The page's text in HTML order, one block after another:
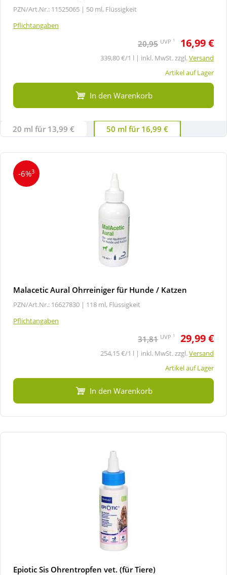
PZN/Art.Nr.: 11525065 | 50 ml, Flüssigkeit
Pflichtangaben
20,95 UVP 1 16,99 €
339,80 €/1 l | inkl. MwSt. zzgl.Versand
Artikel auf Lager
In den Warenkorb
20 ml für 13,99 € 50 ml für 16,99 €
-6%3
Malacetic Aural Ohrreiniger für Hunde / Katzen
PZN/Art.Nr.: 16627830 | 118 ml, Flüssigkeit
Pflichtangaben
31,81 UVP 1 29,99 €
254,15 €/1 l | inkl. MwSt. zzgl.Versand
Artikel auf Lager
In den Warenkorb
Epiotic Sis Ohrentropfen vet. (für Tiere)